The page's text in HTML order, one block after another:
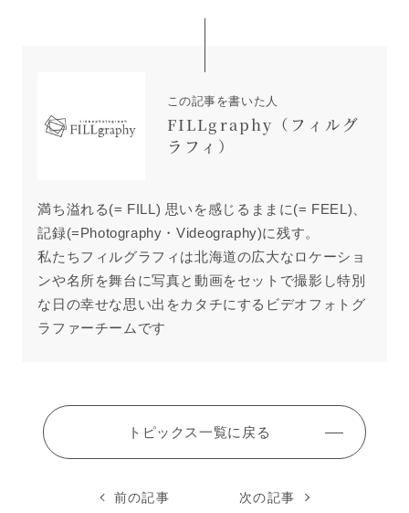
この記事を書いた人
FILLgraphy（フィルグ
ラフィ）
満ち溢れる(= FILL) 思いを感じるままに(= FEEL)、
記録(=Photography・Videography)に残す。
私たちフィルグラフィは北海道の広大なロケーショ
ンや名所を舞台に写真と動画をセットで撮影し特別
な日の幸せな思い出をカタチにするビデオフォトグ
ラファーチームです
前の記事
トピックス一覧に戻る
次の記事